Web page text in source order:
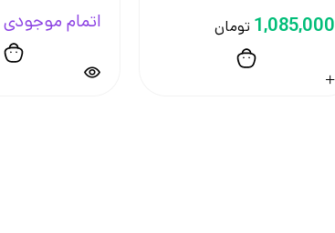
1,085,000 تومان
اتمام موجودی